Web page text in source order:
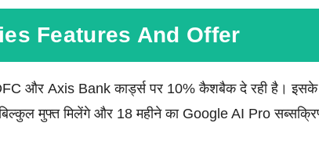
Features And Offer
और Axis Bank कार्ड्स पर 10% कैशबैक दे रही है। इसके
मुफ्त मिलेंगे और 18 महीने का Google AI Pro